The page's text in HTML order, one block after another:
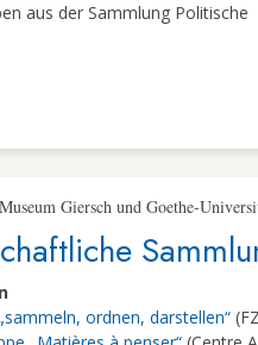
aus der Sammlung Politische
Giersch und Goethe-
ordnen, darstellen“